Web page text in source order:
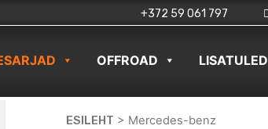
+372 59 061 797
OFFROAD LISATULED
ESILEHT > Mercedes-benz